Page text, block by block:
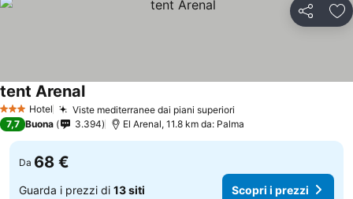
Condividi
3 StelleHotel Viste mediterranee dai piani superiori
tent Arenal
7,7 Buona 3.394 El Arenal, 11.8 km da: Palma
Da 68 €
Guarda i prezzi di 13 siti Scopri i prezzi